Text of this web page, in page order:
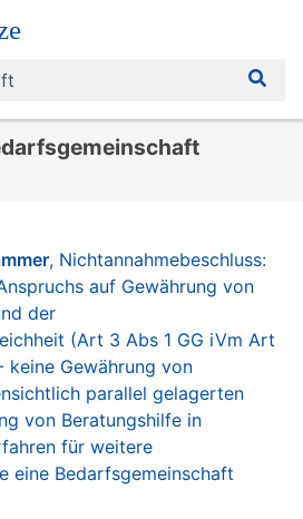
, Nichtannahmebeschluss:
auf Gewährung von
der
(Art 3 Abs 1 GG iVm Art
keine Gewährung von
parallel gelagerten
von Beratungshilfe in
für weitere
eine Bedarfsgemeinschaft